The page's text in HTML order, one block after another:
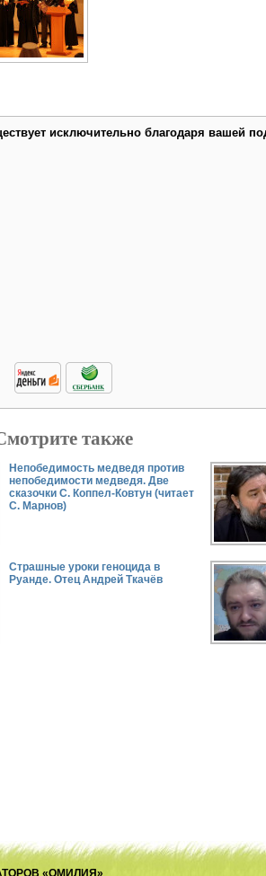
исключительно благодаря вашей
также
Непобедимость медведя против
непобедимости медведя. Две
сказочки С. Коппел-Ковтун (читает
С. Марнов)
Страшные уроки геноцида в
Руанде. Отец Андрей Ткачёв
«ОМИЛИЯ»